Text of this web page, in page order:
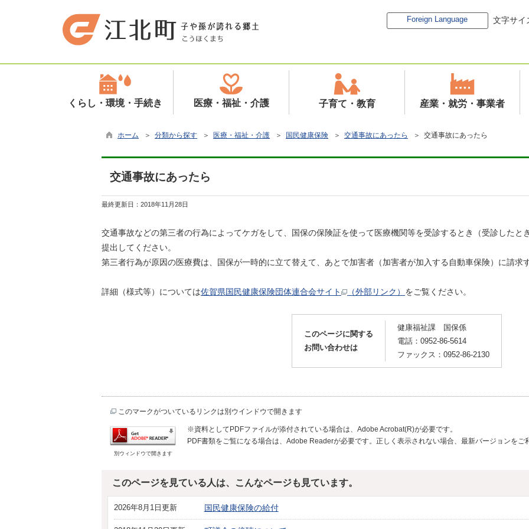
Foreign Language 文字サイ
くらし・環境・手続き 医療・福祉・介護 子育て・教育 産業・就労・事業者
ホーム ＞ 分類から探す ＞ 医療・福祉・介護 ＞ 国民健康保険 ＞ 交通事故にあったら ＞ 交通事故にあったら
交通事故にあったら
最終更新日： 2018年11月28日
交通事故などの第三者の行為によってケガをして、国保の保険証を使って医療機関等を受診するとき（受診したと
提出してください。
第三者行為が原因の医療費は、国保が一時的に立て替えて、あとで加害者（加害者が加入する自動車保険）に請求
詳細（様式等）については佐賀県国民健康保険団体連合会サイト （外部リンク） をご覧ください。
このページに関する
お問い合わせは
健康福祉課 国保係
電話：0952-86-5614
ファックス：0952-86-2130
このマークがついているリンクは別ウインドウで開きます
別ウィンドウで開きます
※資料としてPDFファイルが添付されている場合は、Adobe Acrobat(R)が必要です。
PDF書類をご覧になる場合は、Adobe Readerが必要です。正しく表示されない場合、最新バージョンをご
このページを見ている人は、こんなページも見ています。
2026年8月1日更新 国民健康保険の給付